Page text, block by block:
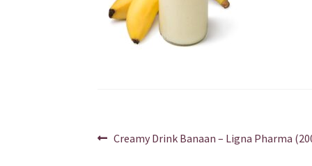
Berichtnavigatie
Vorig
Creamy Drink Banaan – Ligna Pharma